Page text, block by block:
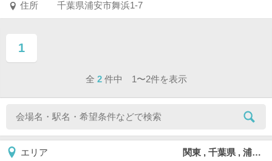
住所
千葉県浦安市舞浜1-7
1
ページ目
全 2 件中 1〜2件を表示
エリア 関東 , 千葉県 , 浦安市